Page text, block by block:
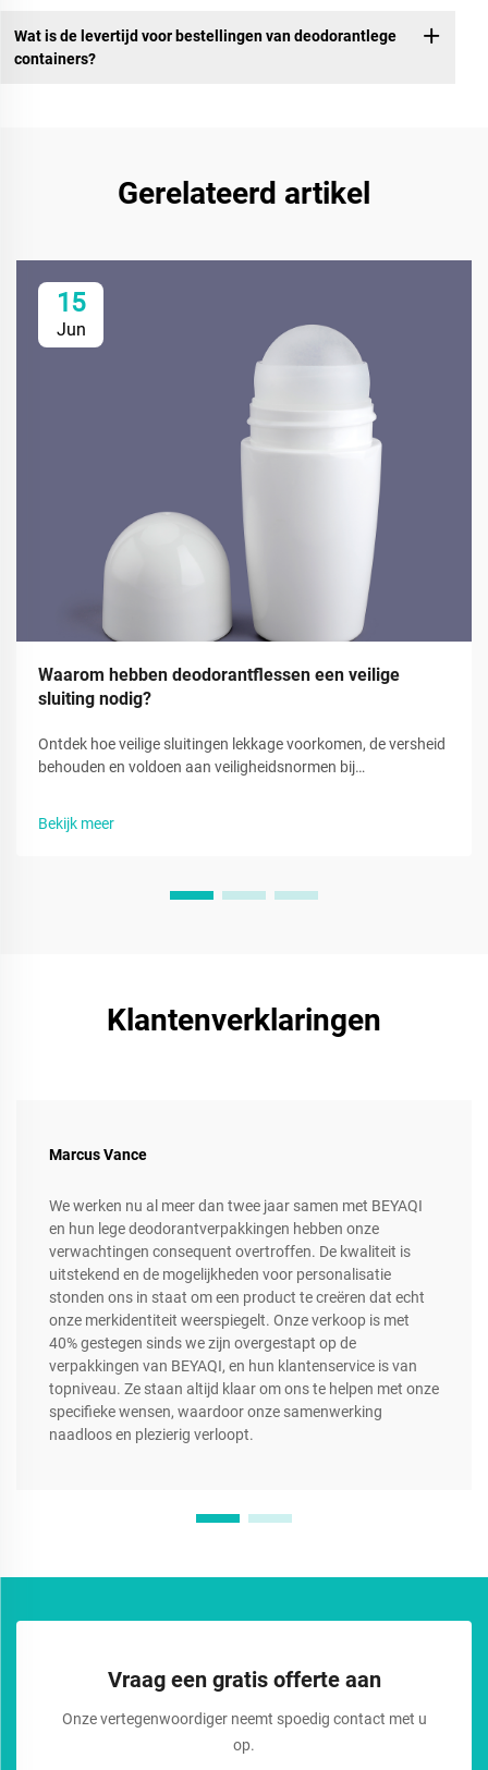
Wat is de levertijd voor bestellingen van deodorantlege
containers?
Gerelateerd artikel
15
Jun
Waarom hebben deodorantflessen een veilige
sluiting nodig?
Ontdek hoe veilige sluitingen lekkage voorkomen, de versheid
behouden en voldoen aan veiligheidsnormen bij
het vertrouwen van consumenten. Meer informatie.
Bekijk meer
Klantenverklaringen
Marcus Vance
We werken nu al meer dan twee jaar samen met BEYAQI
en hun lege deodorantverpakkingen hebben onze
verwachtingen consequent overtroffen. De kwaliteit is
uitstekend en de mogelijkheden voor personalisatie
stonden ons in staat om een product te creëren dat echt
onze merkidentiteit weerspiegelt. Onze verkoop is met
40% gestegen sinds we zijn overgestapt op de
verpakkingen van BEYAQI, en hun klantenservice is van
topniveau. Ze staan altijd klaar om ons te helpen met onze
specifieke wensen, waardoor onze samenwerking
naadloos en plezierig verloopt.
Vraag een gratis offerte aan
Onze vertegenwoordiger neemt spoedig contact met u
op.